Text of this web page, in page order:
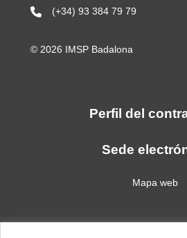
(+34) 93 384 79 79
© 2026 IMSP Badalona
Perfil del
Sede
Mapa web